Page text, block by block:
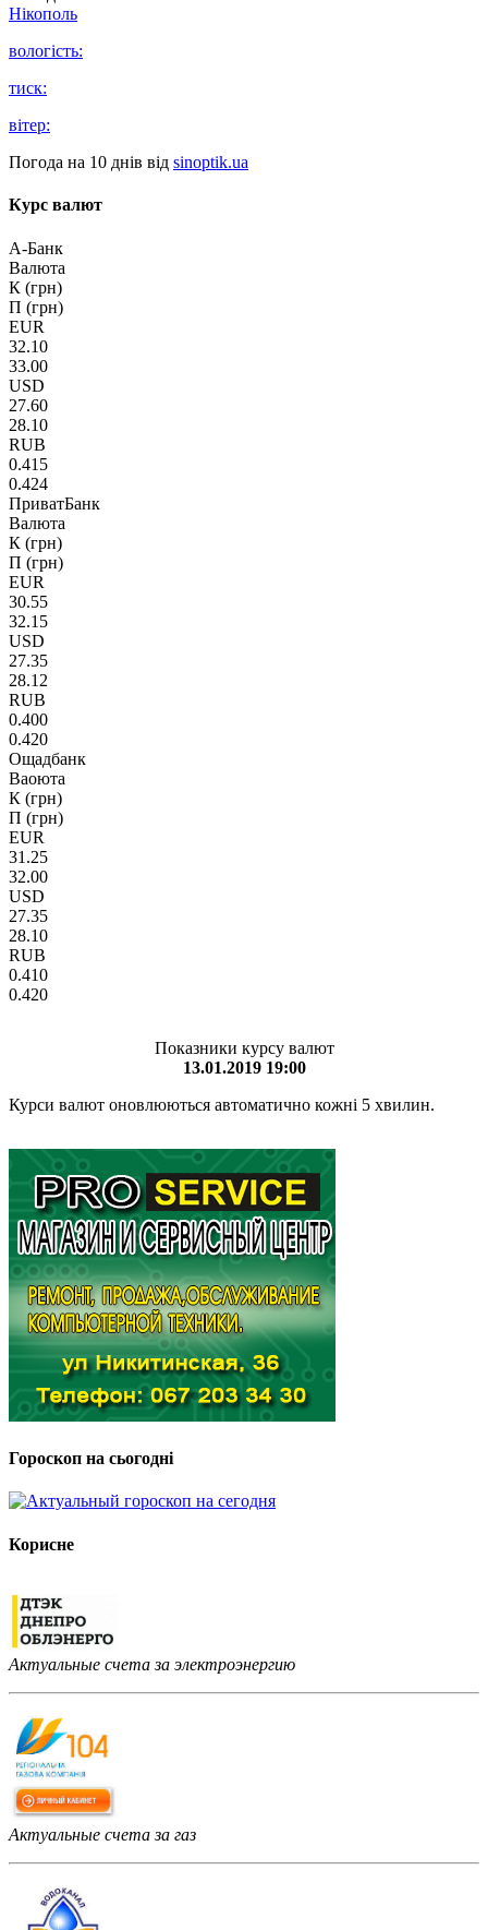
Нікополь
вологість:
тиск:
вітер:
Погода на 10 днів від sinoptik.ua
Курс валют
А-Банк
Валюта
К (грн)
П (грн)
EUR
32.10
33.00
USD
27.60
28.10
RUB
0.415
0.424
ПриватБанк
Валюта
К (грн)
П (грн)
EUR
30.55
32.15
USD
27.35
28.12
RUB
0.400
0.420
Ощадбанк
Ваоюта
К (грн)
П (грн)
EUR
31.25
32.00
USD
27.35
28.10
RUB
0.410
0.420
Показники курсу валют
13.01.2019 19:00
Курси валют оновлюються автоматично кожні 5 хвилин.
Гороскоп на сьогодні
Корисне
Актуальные счета за электроэнергию
Актуальные счета за газ